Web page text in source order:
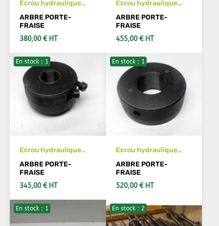
Ecrou hydraulique
SCHREM D92-100
M30x150 à gauche
ARBRE PORTE-
FRAISE
380,00 € HT
AJOUTER AU PANIER
Ecrou hydraulique
SCHREM D92-200
M36x200 à gauche
ARBRE PORTE-
FRAISE
455,00 € HT
VOIR LES DÉTAILS
En stock : 1
Ecrou hydraulique
SCHREM D92-090
M20x100 à gauche
ARBRE PORTE-
FRAISE
345,00 € HT
AJOUTER AU PANIER
En stock : 1
Ecrou hydraulique
NORIS M42x200 à
gauche
ARBRE PORTE-
FRAISE
520,00 € HT
AJOUTER AU PANIER
En stock : 1 En stock : 2